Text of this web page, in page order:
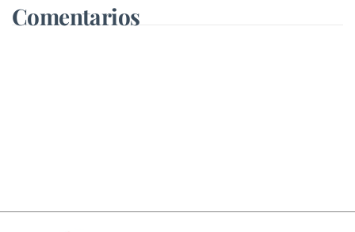
Comentarios